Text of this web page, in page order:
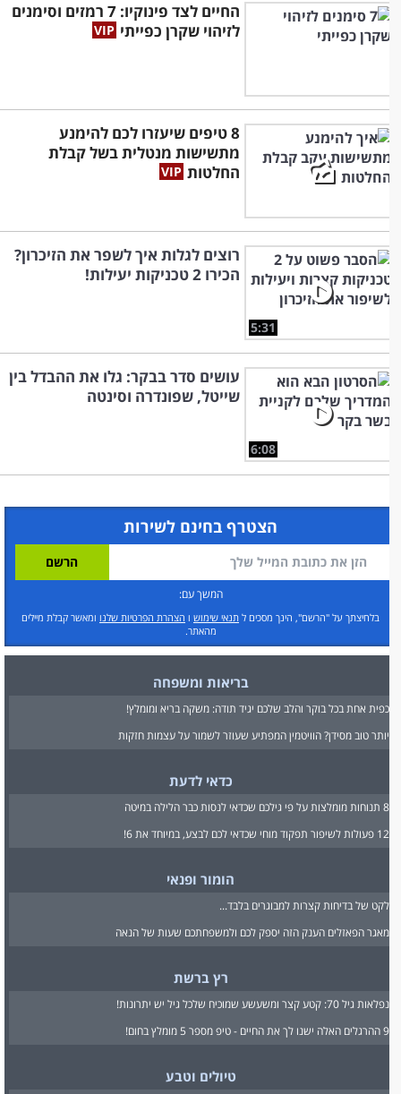
החיים לצד פינוקיו: 7 רמזים וסימנים
לזיהוי שקרן כפייתי
8 טיפים שיעזרו לכם להימנע
מתשישות מנטלית בשל קבלת
החלטות
5:31
רוצים לגלות איך לשפר את הזיכרון?
הכירו 2 טכניקות יעילות!
6:08
עושים סדר בבקר: גלו את ההבדל בין
שייטל, שפונדרה וסינטה
הצטרף בחינם לשירות
המשך עם:
בלחיצתך על "הרשם", הינך מסכים לתנאי שימושוהצהרת הפרטיות שלנוומאשר קבלת מיילים
מהאתר.
בריאות ומשפחה
כפית אחת בכל בוקר והלב שלכם יגיד תודה: משקה בריא ומומלץ!
יותר טוב מסידן? הוויטמין המפתיע שעוזר לשמור על עצמות חזקות
כדאי לדעת
12 פעולות לשיפור תפקוד מוחי שכדאי לכם לבצע, במיוחד את 6!
הומור ופנאי
לקט של בדיחות קצרות למבוגרים בלבד...
מאגר הפאזלים הענק הזה יספק לכם ולמשפחתכם שעות של הנאה
רץ ברשת
נפלאות גיל 70: קטע קצר ומשעשע שמוכיח שלכל גיל יש יתרונות!
טיולים וטבע